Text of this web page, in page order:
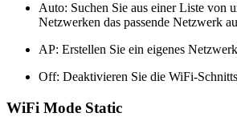
Auto: Suchen Sie aus einer Liste von
Netzwerken das passende Netzwerk
AP: Erstellen Sie ein eigenes
Off: Deaktivieren Sie die WiFi-
WiFi Mode Static